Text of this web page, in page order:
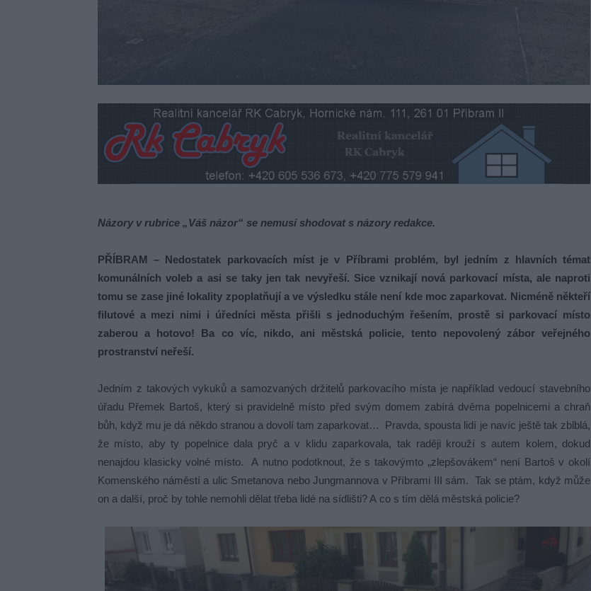
Názory v rubrice „Váš názor“ se nemusí shodovat s názory redakce.
PŘÍBRAM – Nedostatek parkovacích míst je v Příbrami problém, byl jedním z hlavních témat
komunálních voleb a asi se taky jen tak nevyřeší. Sice vznikají nová parkovací místa, ale naproti
tomu se zase jiné lokality zpoplatňují a ve výsledku stále není kde moc zaparkovat. Nicméně někteří
filutové a mezi nimi i úředníci města přišli s jednoduchým řešením, prostě si parkovací místo
zaberou a hotovo! Ba co víc, nikdo, ani městská policie, tento nepovolený zábor veřejného
prostranství neřeší.
Jedním z takových vykuků a samozvaných držitelů parkovacího místa je například vedoucí stavebního
úřadu Přemek Bartoš, který si pravidelně místo před svým domem zabírá dvěma popelnicemi a chraň
bůh, když mu je dá někdo stranou a dovolí tam zaparkovat… Pravda, spousta lidí je navíc ještě tak zblblá,
že místo, aby ty popelnice dala pryč a v klidu zaparkovala, tak raději krouží s autem kolem, dokud
nenajdou klasicky volné místo. A nutno podotknout, že s takovýmto „zlepšovákem“ není Bartoš v okolí
Komenského náměstí a ulic Smetanova nebo Jungmannova v Příbrami III sám. Tak se ptám, když může
on a další, proč by tohle nemohli dělat třeba lidé na sídlišti? A co s tím dělá městská policie?